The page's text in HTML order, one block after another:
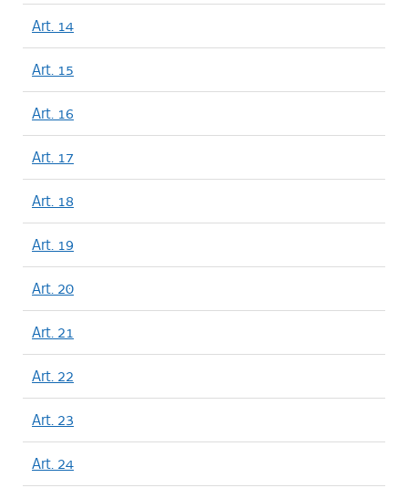
Art. 14
Art. 15
Art. 16
Art. 17
Art. 18
Art. 19
Art. 20
Art. 21
Art. 22
Art. 23
Art. 24